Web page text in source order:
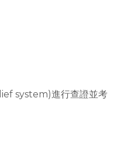
system)進行查證並考